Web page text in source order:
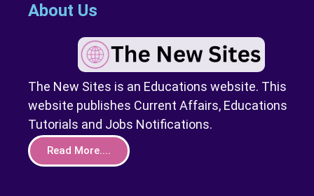
About Us
The New Sites is an Educations website. This
website publishes Current Affairs, Educations
Tutorials and Jobs Notifications.
Read More....